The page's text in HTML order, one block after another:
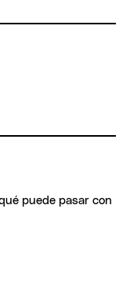
puede pasar con